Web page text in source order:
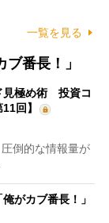
一覧を見る
番長！」
見極め術 投資コ
回】
倒的な情報量が
がカブ番長！」